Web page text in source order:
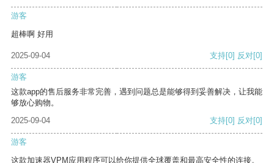
游客
超棒啊 好用
2025-09-04 支持[0] 反对[0]
游客
这款app的售后服务非常完善，遇到问题总是能够得到妥善解决，让我能
够放心购物。
2025-09-04
支持[0] 反对[0]
游客
这款加速器VPM应用程序可以给你提供全球覆盖和最高安全性的连接。